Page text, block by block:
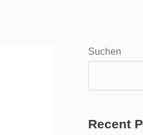
Suchen
Recent